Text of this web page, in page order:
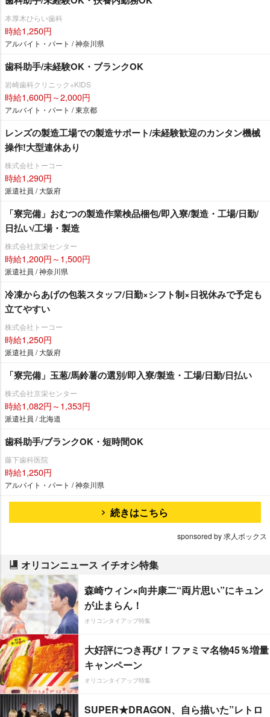
本厚木ひらい歯科
時給1,250円
アルバイト・パート / 神奈川県
歯科助手/未経験OK・ブランクOK
崎歯科クリニック+KIDS
時給1,600円～2,000円
アルバイト・パート / 東京都
レンズの製造工場での製造サポート/未経験歓迎のカンタン機械
操作!大型連休あり
株式会社トーコー
時給1,290円
派遣社員 / 大阪府
「寮完備」おむつの製造作業検品梱包/即入寮/製造・工場/日勤/
日払い/工場・製造
株式会社京栄センター
時給1,200円～1,500円
派遣社員 / 神奈川県
冷凍からあげの包装スタッフ/日勤×シフト制×日祝休みで予定も
立てやすい
株式会社トーコー
時給1,250円
派遣社員 / 大阪府
「寮完備」玉葱/馬鈴薯の選別/即入寮/製造・工場/日勤/日払い
株式会社京栄センター
時給1,082円～1,353円
派遣社員 / 北海道
歯科助手/ブランクOK・短時間OK
藤下歯科医院
時給1,250円
アルバイト・パート / 神奈川県
続きはこちら
sponsored by 求人ボックス
オリコンニュース イチオシ特集
森崎ウィン×向井康二“両片思い”にキュン
が止まらん！
オリコンタイアップ特集
大好評につき再び！ファミマ名物45％増量
キャンペーン
オリコンタイアップ特集
SUPER★DRAGON、自ら描いた”レトロ